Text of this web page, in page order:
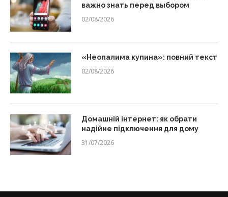
важно знать перед выбором
02/08/2026
«Неопалима купина»: повний текст
02/08/2026
Домашній інтернет: як обрати
надійне підключення для дому
31/07/2026